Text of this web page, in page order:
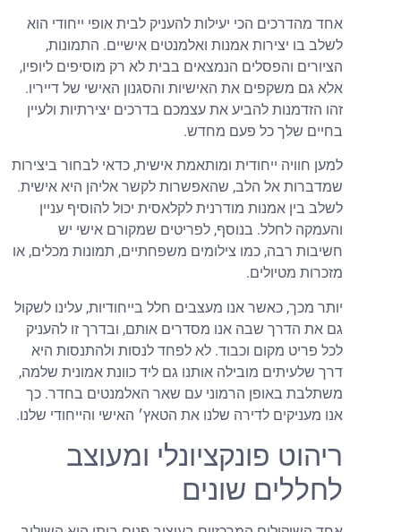
אחד מהדרכים הכי יעילות להעניק לבית אופי ייחודי הוא
לשלב בו יצירות אמנות ואלמנטים אישיים. התמונות,
הציורים והפסלים הנמצאים בבית לא רק מוסיפים ליופיו,
אלא גם משקפים את האישיות והסגנון האישי של דייריו.
זהו הזדמנות להביע את עצמכם בדרכים יצירתיות ולעיין
בחיים שלך כל פעם מחדש.
למען חוויה ייחודית ומותאמת אישית, כדאי לבחור ביצירות
שמדברות אל הלב, שהאפשרות לקשר אליהן היא אישית.
לשלב בין אמנות מודרנית לקלאסית יכול להוסיף עניין
והעמקה לחלל. בנוסף, לפריטים שמקורם אישי יש
חשיבות רבה, כמו צילומים משפחתיים, תמונות מכלים, או
מזכרות מטיולים.
יותר מכך, כאשר אנו מעצבים חלל בייחודיות, עלינו לשקול
גם את הדרך שבה אנו מסדרים אותם, ובדרך זו להעניק
לכל פריט מקום וכבוד. לא לפחד לנסות ולהתנסות היא
דרך שלעיתים מובילה אותנו גם ליד כוונת אמונית שלמה,
משתלבת באופן הרמוני עם שאר האלמנטים בחדר. כך
אנו מעניקים לדירה שלנו את הטאץ׳ האישי והייחודי שלנו.
ריהוט פונקציונלי ומעוצב
לחללים שונים